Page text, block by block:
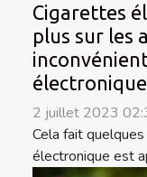
Cigarettes
plus sur les
2 juillet 2023
Cela fait
électronique est